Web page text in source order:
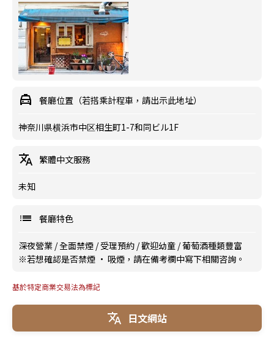
餐廳位置（若搭乘計程車，請出示此地址）
神奈川県横浜市中区相生町1-7和同ビル1F
繁體中文服務
未知
餐廳特色
深夜營業 /全面禁煙 /受理預約 /歡迎幼童 /葡萄酒種類豐富
※若想確認是否禁煙 · 吸煙，請在備考欄中寫下相關咨詢。
基於特定商業交易法為標記
日文網站